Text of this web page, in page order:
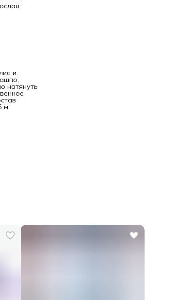
и
натянуть
м.